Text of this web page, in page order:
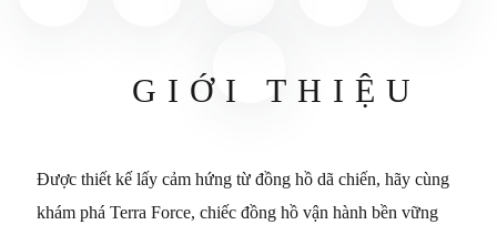
GIỚI THIỆU
Được thiết kế lấy cảm hứng từ đồng hồ dã chiến, hãy cùng
khám phá Terra Force, chiếc đồng hồ vận hành bền vững